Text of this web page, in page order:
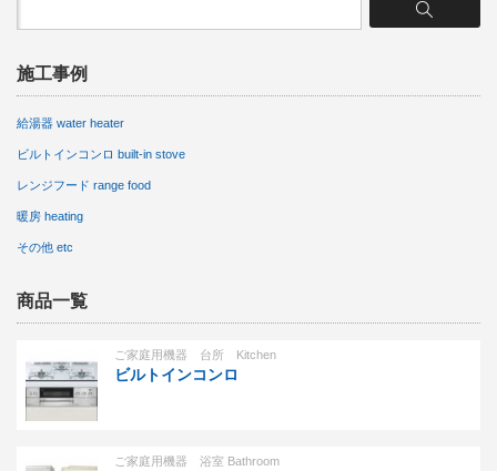
施工事例
給湯器 water heater
ビルトインコンロ built-in stove
レンジフード range food
暖房 heating
その他 etc
商品一覧
ご家庭用機器 台所 Kitchen
ビルトインコンロ
ご家庭用機器 浴室 Bathroom